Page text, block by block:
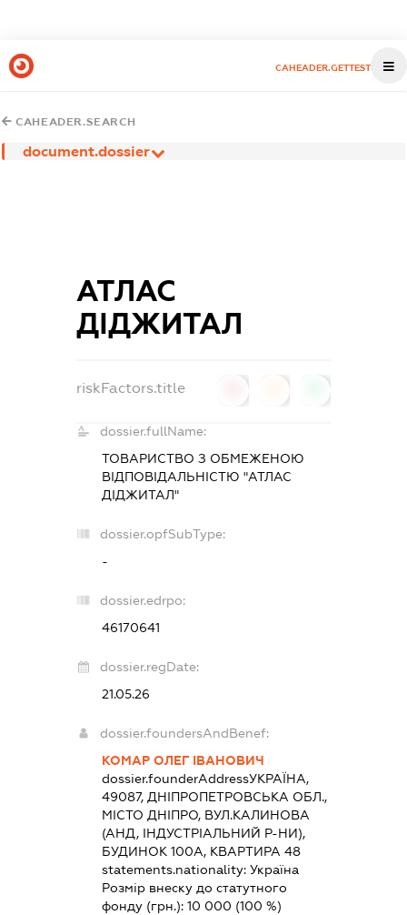
CAHEADER.GETTEST
CAHEADER.SEARCH
document.dossier
АТЛАС
ДІДЖИТАЛ
riskFactors.title
dossier.fullName:
ТОВАРИСТВО З ОБМЕЖЕНОЮ
ВІДПОВІДАЛЬНІСТЮ "АТЛАС
ДІДЖИТАЛ"
dossier.opfSubType:
-
dossier.edrpo:
46170641
dossier.regDate:
21.05.26
dossier.foundersAndBenef:
КОМАР ОЛЕГ ІВАНОВИЧ
dossier.founderAddressУКРАЇНА,
49087, ДНІПРОПЕТРОВСЬКА ОБЛ.,
МІСТО ДНІПРО, ВУЛ.КАЛИНОВА
(АНД, ІНДУСТРІАЛЬНИЙ Р-НИ),
БУДИНОК 100А, КВАРТИРА 48
statements.nationality:Україна
Розмір внеску до статутного
фонду (грн.):10 000 (100 %)